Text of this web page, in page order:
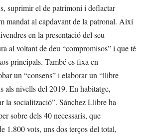
suprimir el de patrimoni i deflactar
mandat al capdavant de la patronal. Així
en la presentació del seu
al voltant de deu “compromisos” i que té
principals. També es fixa en
un “consens” i elaborar un “llibre
als nivells del 2019. En habitatge,
la socialització”. Sánchez Llibre ha
sobre dels 40 necessaris, que
1.800 vots, uns dos terços del total,